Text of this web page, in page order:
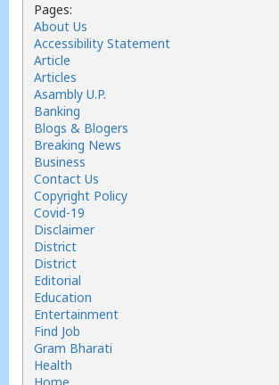
Pages:
About Us
Accessibility Statement
Article
Articles
Asambly U.P.
Banking
Blogs & Blogers
Breaking News
Business
Contact Us
Copyright Policy
Covid-19
Disclaimer
District
District
Editorial
Education
Entertainment
Find Job
Gram Bharati
Health